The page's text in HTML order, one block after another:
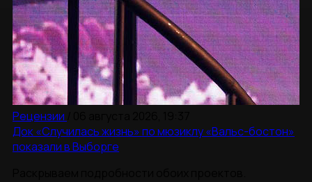
Рецензии
Док «Случилась жизнь» по мюзиклу «Вальс-бостон»
показали в Выборге